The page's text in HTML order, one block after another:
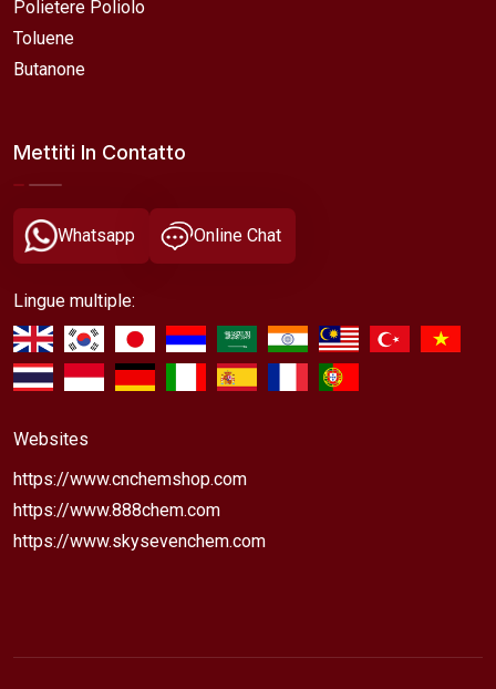
Polietere Poliolo
Toluene
Butanone
Mettiti In Contatto
Whatsapp Online Chat
Lingue multiple:
Websites
https://www.cnchemshop.com
https://www.888chem.com
https://www.skysevenchem.com